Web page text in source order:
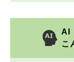
AI
こ